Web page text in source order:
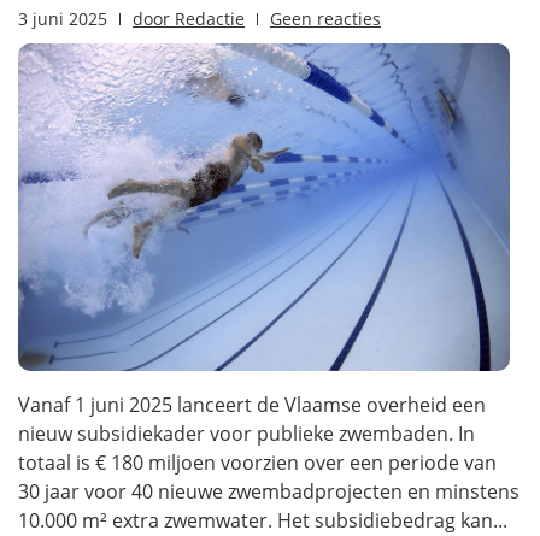
3 juni 2025 door Redactie Geen reacties
Vanaf 1 juni 2025 lanceert de Vlaamse overheid een
nieuw subsidiekader voor publieke zwembaden. In
totaal is € 180 miljoen voorzien over een periode van
30 jaar voor 40 nieuwe zwembadprojecten en minstens
10.000 m² extra zwemwater. Het subsidiebedrag kan...